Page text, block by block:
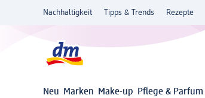
Nachhaltigkeit Tipps & Trends Rezepte
Neu Marken Make-up Pflege & Parfum